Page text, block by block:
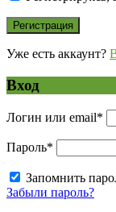
Уже есть аккаунт?
Вход
Логин или email*
Пароль*
Запомнить
Забыли пароль?